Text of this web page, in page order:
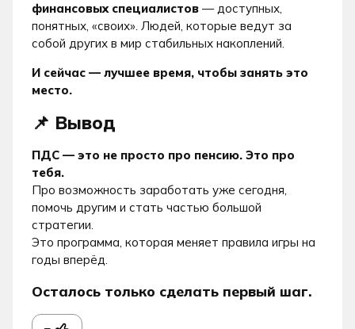
финансовых специалистов — доступных,
понятных, «своих». Людей, которые ведут за
собой других в мир стабильных накоплений.
И сейчас — лучшее время, чтобы занять это
место.
📌 Вывод
ПДС — это не просто про пенсию. Это про
тебя.
Про возможность заработать уже сегодня,
помочь другим и стать частью большой
стратегии.
Это программа, которая меняет правила игры на
годы вперёд.
Осталось только сделать первый шаг.